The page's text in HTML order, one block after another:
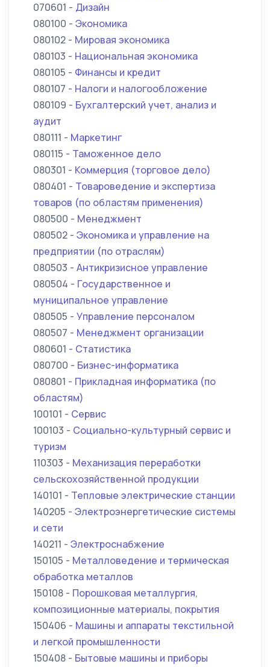
070601 - Дизайн
080100 - Экономика
080102 - Мировая экономика
080103 - Национальная экономика
080105 - Финансы и кредит
080107 - Налоги и налогообложение
080109 - Бухгалтерский учет, анализ и
аудит
080111 - Маркетинг
080115 - Таможенное дело
080301 - Коммерция (торговое дело)
080401 - Товароведение и экспертиза
товаров (по областям применения)
080500 - Менеджмент
080502 - Экономика и управление на
предприятии (по отраслям)
080503 - Антикризисное управление
080504 - Государственное и
муниципальное управление
080505 - Управление персоналом
080507 - Менеджмент организации
080601 - Статистика
080700 - Бизнес-информатика
080801 - Прикладная информатика (по
областям)
100101 - Сервис
100103 - Социально-культурный сервис и
туризм
110303 - Механизация переработки
сельскохозяйственной продукции
140101 - Тепловые электрические станции
140205 - Электроэнергетические системы
и сети
140211 - Электроснабжение
150105 - Металловедение и термическая
обработка металлов
150108 - Порошковая металлургия,
композиционные материалы, покрытия
150406 - Машины и аппараты текстильной
и легкой промышленности
150408 - Бытовые машины и приборы